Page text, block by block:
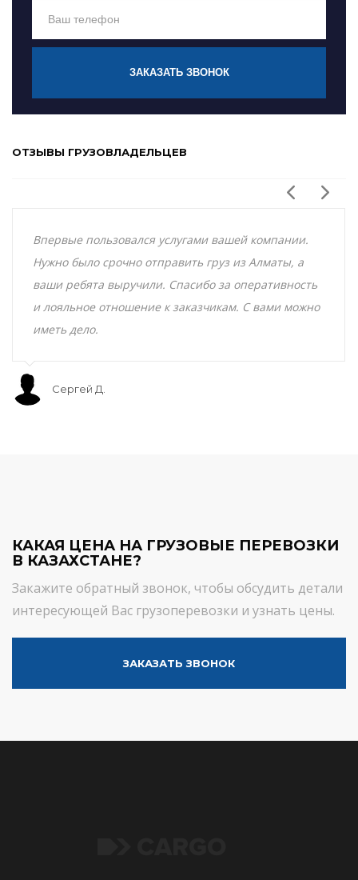
ЗАКАЗАТЬ ЗВОНОК
ОТЗЫВЫ ГРУЗОВЛАДЕЛЬЦЕВ
Впервые пользовался услугами вашей компании.
Нужно было срочно отправить груз из Алматы, а
ваши ребята выручили. Спасибо за оперативность
и лояльное отношение к заказчикам. С вами можно
иметь дело.
Сергей Д.
КАКАЯ ЦЕНА НА ГРУЗОВЫЕ ПЕРЕВОЗКИ
В КАЗАХСТАНЕ?
Закажите обратный звонок, чтобы обсудить детали
интересующей Вас грузоперевозки и узнать цены.
ЗАКАЗАТЬ ЗВОНОК